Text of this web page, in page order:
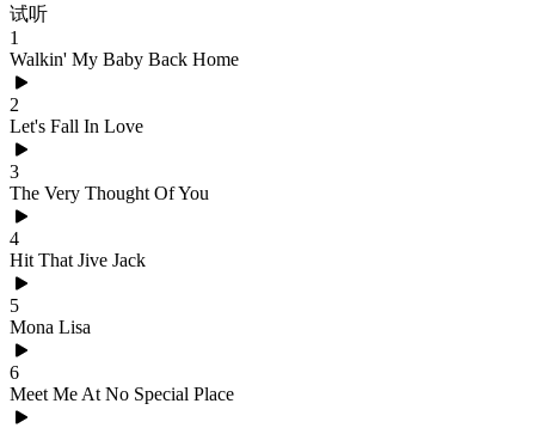
试听
1
Walkin' My Baby Back Home
2
Let's Fall In Love
3
The Very Thought Of You
4
Hit That Jive Jack
5
Mona Lisa
6
Meet Me At No Special Place